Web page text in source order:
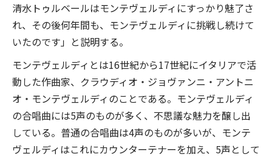
清水トゥルベールはモンテヴェルディにすっかり魅了さ
れ、その後何年間も、モンテヴェルディに挑戦し続けて
いたのです」と説明する。
モンテヴェルディとは16世紀から17世紀にイタリアで活
動した作曲家、クラウディオ・ジョヴァンニ・アントニ
オ・モンテヴェルディのことである。モンテヴェルディ
の合唱曲には5声のものが多く、不思議な魅力を醸し出
している。普通の合唱曲は4声のものが多いが、モンテ
ヴェルディはこれにカウンターテナーを加え、5声として